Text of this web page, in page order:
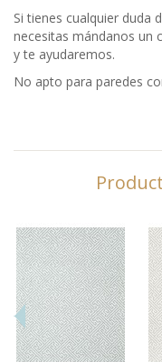
Si tienes cualquier duda
necesitas mándanos un
y te ayudaremos.
No apto para paredes